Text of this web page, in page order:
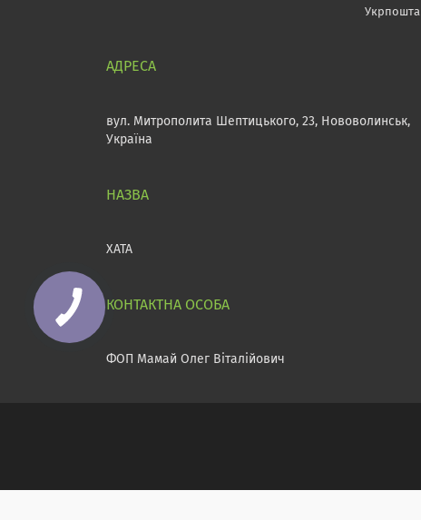
Укрпошта
вул. Митрополита Шептицького, 23, Нововолинськ,
Україна
ХАТА
ФОП Мамай Олег Віталійович